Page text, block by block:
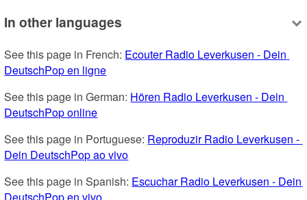
In other languages
See this page in French: Ecouter Radio Leverkusen - Dein
DeutschPop en ligne
See this page in German: Hören Radio Leverkusen - Dein
DeutschPop online
See this page in Portuguese: Reproduzir Radio Leverkusen -
Dein DeutschPop ao vivo
See this page in Spanish: Escuchar Radio Leverkusen - Dein
DeutschPop en vivo